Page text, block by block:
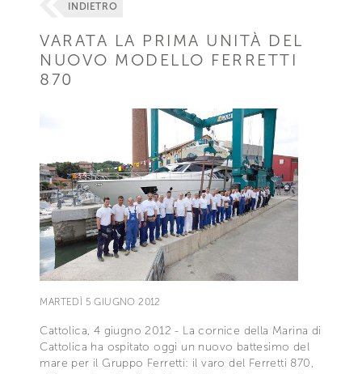
INDIETRO
VARATA LA PRIMA UNITÀ DEL
NUOVO MODELLO FERRETTI
870
MARTEDÌ 5 GIUGNO 2012
Cattolica, 4 giugno 2012 - La cornice della Marina di
Cattolica ha ospitato oggi un nuovo battesimo del
mare per il Gruppo Ferretti: il varo del Ferretti 870,